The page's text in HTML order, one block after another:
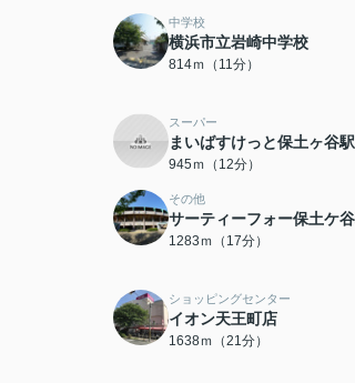
中学校
横浜市立岩崎中学校
814ｍ（11分）
スーパー
まいばすけっと保土ヶ谷
945ｍ（12分）
その他
サーティーフォー保土ケ
1283ｍ（17分）
ショッピングセンター
イオン天王町店
1638ｍ（21分）